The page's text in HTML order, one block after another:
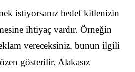
istiyorsanız hedef kitlenizin
ihtiyaç vardır. Örneğin
vereceksiniz, bunun ilgili
gösterilir. Alakasız